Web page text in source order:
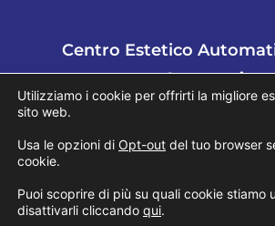
Centro Estetico
Contattaci
Mail:
Utilizziamo i cookie per offrirti la migliore
sito web.
Usa le opzioni di Opt-out del tuo browser
cookie.
Puoi scoprire di più su quali cookie stiamo
disattivarli cliccando qui.